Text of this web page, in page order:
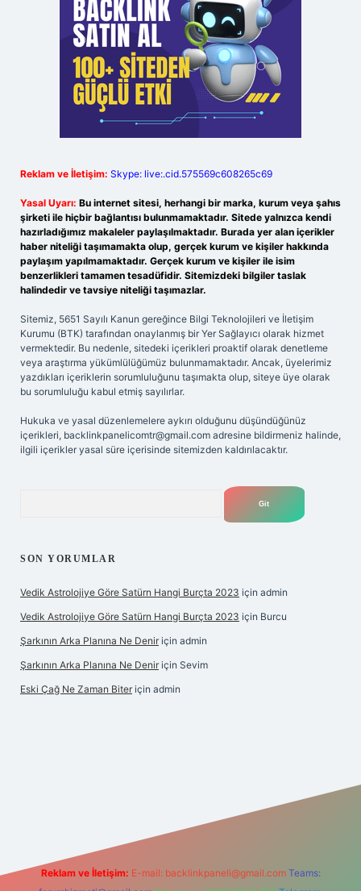
Reklam ve İletişim: Skype: live:.cid.575569c608265c69
Yasal Uyarı: Bu internet sitesi, herhangi bir marka, kurum veya şahıs
şirketi ile hiçbir bağlantısı bulunmamaktadır. Sitede yalnızca kendi
hazırladığımız makaleler paylaşılmaktadır. Burada yer alan içerikler
haber niteliği taşımamakta olup, gerçek kurum ve kişiler hakkında
paylaşım yapılmamaktadır. Gerçek kurum ve kişiler ile isim
benzerlikleri tamamen tesadüfidir. Sitemizdeki bilgiler taslak
halindedir ve tavsiye niteliği taşımazlar.
Sitemiz, 5651 Sayılı Kanun gereğince Bilgi Teknolojileri ve İletişim
Kurumu (BTK) tarafından onaylanmış bir Yer Sağlayıcı olarak hizmet
vermektedir. Bu nedenle, sitedeki içerikleri proaktif olarak denetleme
veya araştırma yükümlülüğümüz bulunmamaktadır. Ancak, üyelerimiz
yazdıkları içeriklerin sorumluluğunu taşımakta olup, siteye üye olarak
bu sorumluluğu kabul etmiş sayılırlar.
Hukuka ve yasal düzenlemelere aykırı olduğunu düşündüğünüz
içerikleri, backlinkpanelicomtr@gmail.com adresine bildirmeniz halinde,
ilgili içerikler yasal süre içerisinde sitemizden kaldırılacaktır.
SON YORUMLAR
Vedik Astrolojiye Göre Satürn Hangi Burçta 2023 için admin
Vedik Astrolojiye Göre Satürn Hangi Burçta 2023 için Burcu
Şarkının Arka Planına Ne Denir için admin
Şarkının Arka Planına Ne Denir için Sevim
Eski Çağ Ne Zaman Biter için admin
Reklam ve İletişim: E-mail: backlinkpaneli@gmail.com Teams: